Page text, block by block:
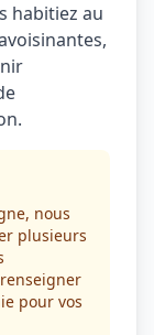
habitiez au
nous
plusieurs
pour vos